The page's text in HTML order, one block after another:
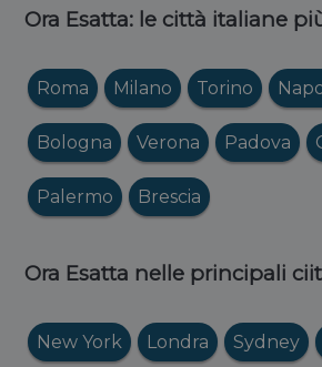
Ora Esatta: le città italiane
Roma Milano Torino
Bologna Verona Padova
Palermo Brescia
Ora Esatta nelle principali
New York Londra Sydney